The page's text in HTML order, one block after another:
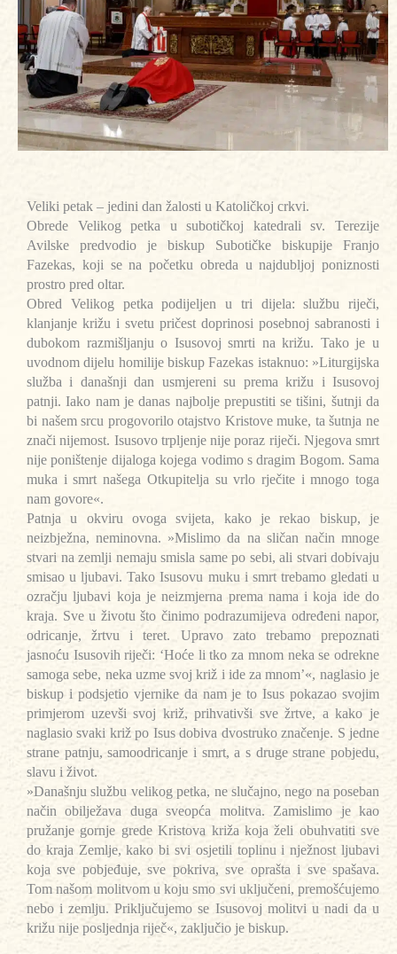
Veliki petak – jedini dan žalosti u Katoličkoj crkvi.
Obrede Velikog petka u subotičkoj katedrali sv. Terezije
Avilske predvodio je biskup Subotičke biskupije Franjo
Fazekas, koji se na početku obreda u najdubljoj poniznosti
prostro pred oltar.
Obred Velikog petka podijeljen u tri dijela: službu riječi,
klanjanje križu i svetu pričest doprinosi posebnoj sabranosti i
dubokom razmišljanju o Isusovoj smrti na križu. Tako je u
uvodnom dijelu homilije biskup Fazekas istaknuo: »Liturgijska
služba i današnji dan usmjereni su prema križu i Isusovoj
patnji. Iako nam je danas najbolje prepustiti se tišini, šutnji da
bi našem srcu progovorilo otajstvo Kristove muke, ta šutnja ne
znači nijemost. Isusovo trpljenje nije poraz riječi. Njegova smrt
nije poništenje dijaloga kojega vodimo s dragim Bogom. Sama
muka i smrt našega Otkupitelja su vrlo rječite i mnogo toga
nam govore«.
Patnja u okviru ovoga svijeta, kako je rekao biskup, je
neizbježna, neminovna. »Mislimo da na sličan način mnoge
stvari na zemlji nemaju smisla same po sebi, ali stvari dobivaju
smisao u ljubavi. Tako Isusovu muku i smrt trebamo gledati u
ozračju ljubavi koja je neizmjerna prema nama i koja ide do
kraja. Sve u životu što činimo podrazumijeva određeni napor,
odricanje, žrtvu i teret. Upravo zato trebamo prepoznati
jasnoću Isusovih riječi: ‘Hoće li tko za mnom neka se odrekne
samoga sebe, neka uzme svoj križ i ide za mnom’«, naglasio je
biskup i podsjetio vjernike da nam je to Isus pokazao svojim
primjerom uzevši svoj križ, prihvativši sve žrtve, a kako je
naglasio svaki križ po Isus dobiva dvostruko značenje. S jedne
strane patnju, samoodricanje i smrt, a s druge strane pobjedu,
slavu i život.
»Današnju službu velikog petka, ne slučajno, nego na poseban
način obilježava duga sveopća molitva. Zamislimo je kao
pružanje gornje grede Kristova križa koja želi obuhvatiti sve
do kraja Zemlje, kako bi svi osjetili toplinu i nježnost ljubavi
koja sve pobjeđuje, sve pokriva, sve oprašta i sve spašava.
Tom našom molitvom u koju smo svi uključeni, premošćujemo
nebo i zemlju. Priključujemo se Isusovoj molitvi u nadi da u
križu nije posljednja riječ«, zaključio je biskup.